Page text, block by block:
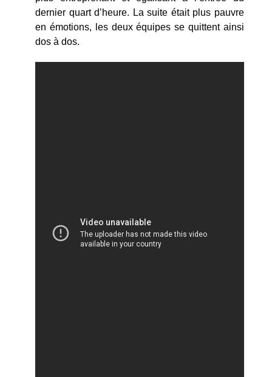
dernier quart d’heure. La suite était plus pauvre
en émotions, les deux équipes se quittent ainsi
dos à dos.